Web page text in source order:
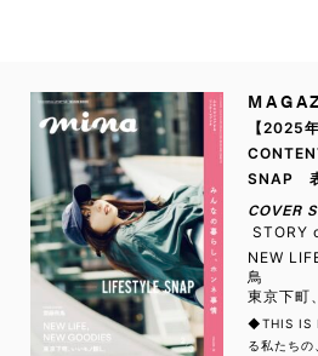
【2025
SNAP
COVER
STORY
NEW
鳥
東京下町
◆THIS IS
る私たち